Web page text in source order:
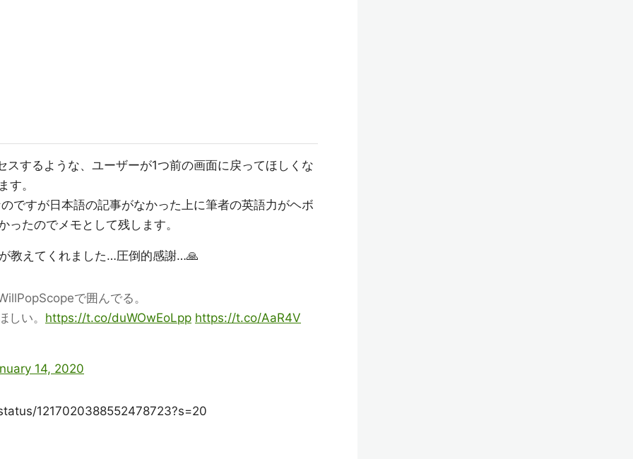
するような、ユーザーが1つ前の画面に戻ってほしくな
す。
ですが日本語の記事がなかった上に筆者の英語力がヘボ
たのでメモとして残します。
教えてくれました…圧倒的感謝…🙏
で囲んでる。
しい。 https://t.co/duWOwEoLpp https://t.co/AaR4V
14, 2020
1217020388552478723?s=20